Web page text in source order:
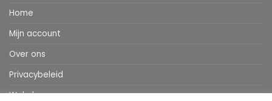
Home
Mijn account
Over ons
Privacybeleid
Webshop